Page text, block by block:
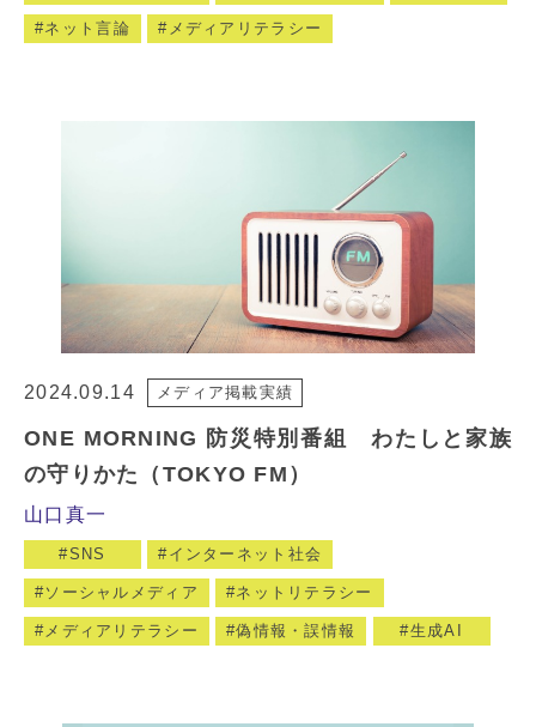
ネット言論 メディアリテラシー
2024.09.14 メディア掲載実績
ONE MORNING 防災特別番組 わたしと家族
の守りかた（TOKYO FM）
山口真一
SNS インターネット社会
ソーシャルメディア ネットリテラシー
メディアリテラシー 偽情報・誤情報 生成AI